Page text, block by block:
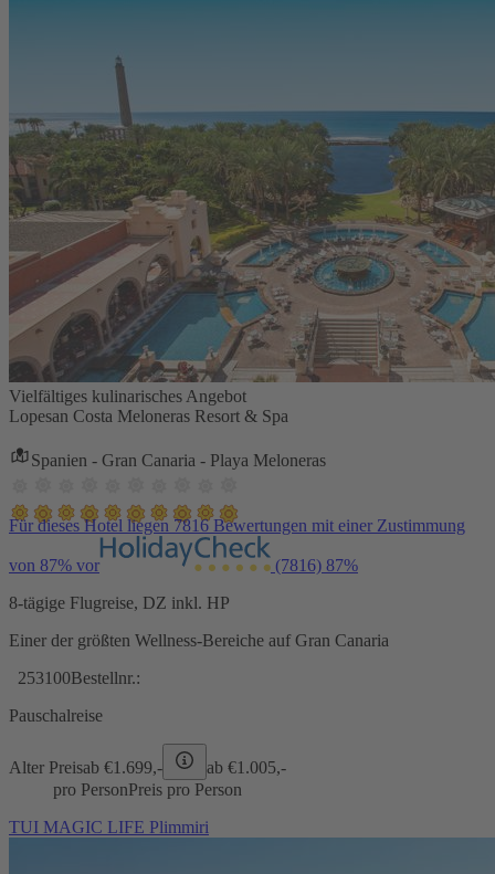
Vielfältiges kulinarisches Angebot
Lopesan Costa Meloneras Resort & Spa
Spanien - Gran Canaria - Playa Meloneras
Für dieses Hotel liegen 7816 Bewertungen mit einer Zustimmung
von 87% vor (7816) 87%
8-tägige Flugreise, DZ inkl. HP
Einer der größten Wellness-Bereiche auf Gran Canaria
253100Bestellnr.:
Pauschalreise
Alter Preisab €1.699,- ab €1.005,-
pro PersonPreis pro Person
TUI MAGIC LIFE Plimmiri